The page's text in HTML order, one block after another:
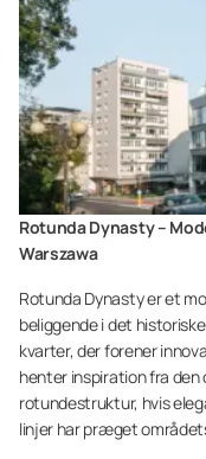
Rotunda Dynasty –
Warszawa
Rotunda Dynasty er et
beliggende i det
kvarter, der forener
henter inspiration fra
rotundestruktur, hvis
linjer har præget